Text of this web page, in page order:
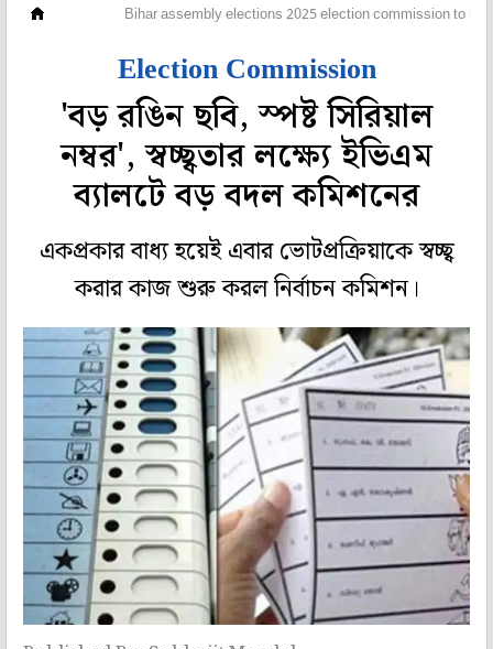
Bihar assembly elections 2025 election commission to
Election Commission
'বড় রঙিন ছবি, স্পষ্ট সিরিয়াল
নম্বর', স্বচ্ছ্বতার লক্ষ্যে ইভিএম
ব্যালটে বড় বদল কমিশনের
একপ্রকার বাধ্য হয়েই এবার ভোটপ্রক্রিয়াকে স্বচ্ছ্ব
করার কাজ শুরু করল নির্বাচন কমিশন।